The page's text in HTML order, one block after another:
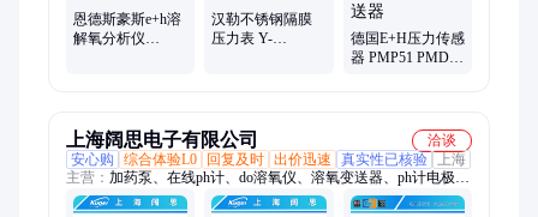
恩德斯豪斯e+h溶
解氧分析仪
汉勒不锈钢隔膜
压力表 Y-
德国E+H压力传感
器 PMP51 PMD55
上海阔思电子有限公司
洽谈
安心购
综合体验L0 回复及时 出价迅速 真实性已核验
上海
主营： 加药泵、在线ph计、do溶氧仪、溶氧变送器、ph计电极、
ph计酸度计、ph电极探头、标准缓冲液、电阻率控制器